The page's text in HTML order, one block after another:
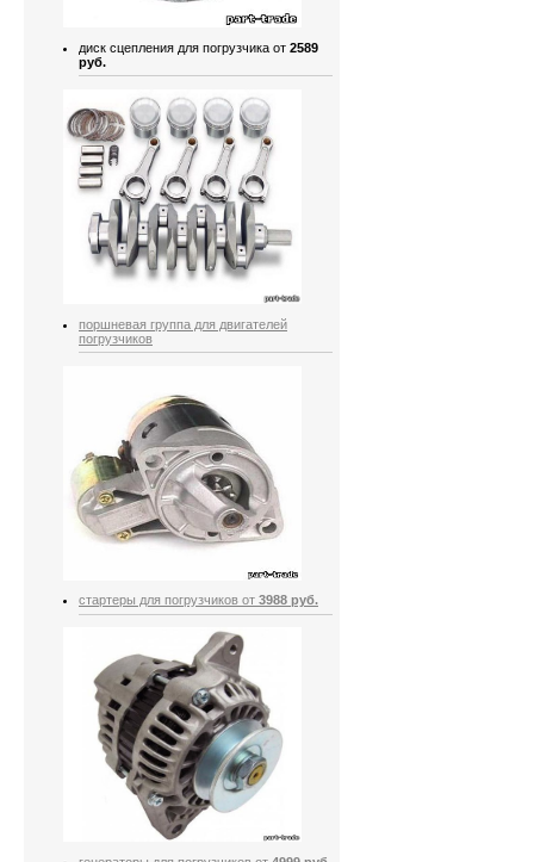
диск сцепления для погрузчика от 2589
руб.
поршневая группа для двигателей
погрузчиков
стартеры для погрузчиков от 3988 руб.